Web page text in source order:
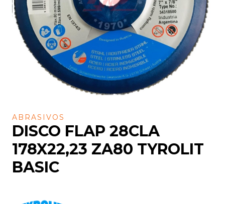
ABRASIVOS
DISCO FLAP 28CLA
178X22,23 ZA80 TYROLIT
BASIC